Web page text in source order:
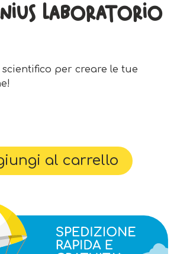
Laboratorio
per creare le tue
al carrello